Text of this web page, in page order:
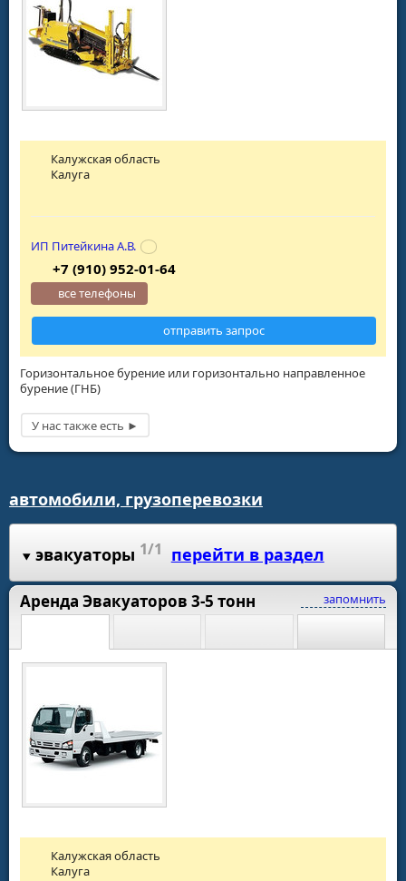
Горизонтальное бурение или горизонтально направленное
бурение (ГНБ)
Калужская область
Калуга
ИП Питейкина А.В.
+7 (910) 952-01-64
все телефоны
отправить запрос
автомобили, грузоперевозки
эвакуаторы 1/1 перейти в раздел
запомнить
Аренда Эвакуаторов 3-5 тонн
Калужская область
Калуга